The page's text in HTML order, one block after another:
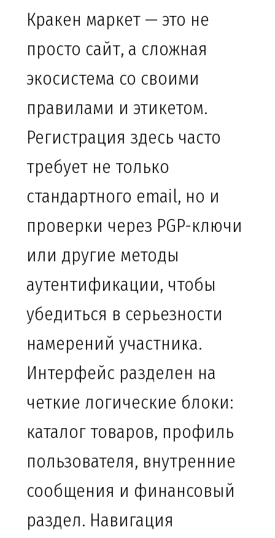
Кракен маркет — это не
просто сайт, а сложная
экосистема со своими
правилами и этикетом.
Регистрация здесь часто
требует не только
стандартного email, но и
проверки через PGP-ключи
или другие методы
аутентификации, чтобы
убедиться в серьезности
намерений участника.
Интерфейс разделен на
четкие логические блоки:
каталог товаров, профиль
пользователя, внутренние
сообщения и финансовый
раздел. Навигация